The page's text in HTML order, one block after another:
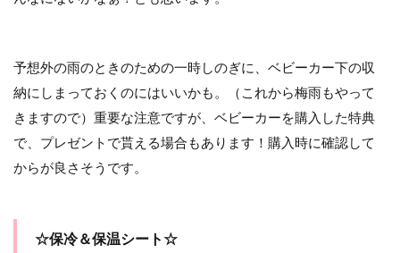
予想外の雨のときのための一時しのぎに、ベビーカー下の収
納にしまっておくのにはいいかも。（これから梅雨もやって
きますので）重要な注意ですが、ベビーカーを購入した特典
で、プレゼントで貰える場合もあります！購入時に確認して
からが良さそうです。
☆保冷＆保温シート☆